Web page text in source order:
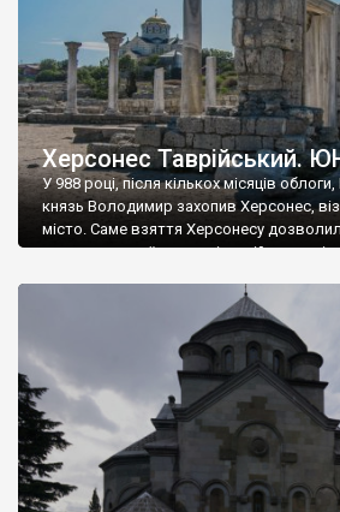
Херсонес Таврійський.
У 988 році, після кількох місяців
князь Володимир захопив Херсонес,
місто. Саме взяття Херсонесу
диктувати свої умови візантійському
Херсонесі Володимир-язичник, став
А потім було Хрещення Русі. На честь